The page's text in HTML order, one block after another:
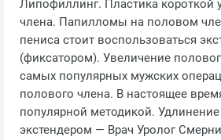
Липофиллинг. Пластика короткой
члена. Папилломы на половом
пениса стоит воспользоваться
(фиксатором). Увеличение
самых популярных мужских
полового члена. В настоящее
популярной методикой.
экстендером — Врач Уролог